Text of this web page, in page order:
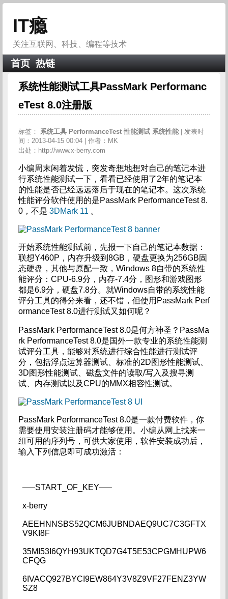
IT瘾
关注互联网、科技、编程等技术
首页 热链
系统性能测试工具PassMark Performanc
eTest 8.0注册版
标签： 系统工具 PerformanceTest性能测试 系统性能
| 发表时
间：2013-04-15 00:04 | 作者：MK
出处：http://www.x-berry.com
小编周末闲着发慌，突发奇想地想对自己的笔记本进
行系统性能测试一下，看看已经使用了2年的笔记本
的性能是否已经远远落后于现在的笔记本。这次系统
性能评分软件使用的是PassMark PerformanceTest 8.
0，不是 3DMark 11 。
开始系统性能测试前，先报一下自己的笔记本数据：
联想Y460P，内存升级到8GB，硬盘更换为256GB固
态硬盘，其他与原配一致，Windows 8自带的系统性
能评分：CPU-6.9分，内存-7.4分，图形和游戏图形
都是6.9分，硬盘7.8分。就Windows自带的系统性能
评分工具的得分来看，还不错，但使用PassMark Perf
ormanceTest 8.0进行测试又如何呢？
PassMark PerformanceTest 8.0是何方神圣？PassMa
rk PerformanceTest 8.0是国外一款专业的系统性能测
试评分工具，能够对系统进行综合性能进行测试评
分，包括浮点运算器测试、标准的2D图形性能测试、
3D图形性能测试、磁盘文件的读取/写入及搜寻测
试、内存测试以及CPU的MMX相容性测试。
PassMark PerformanceTest 8.0是一款付费软件，你
需要使用安装注册码才能够使用。小编从网上找来一
组可用的序列号，可供大家使用，软件安装成功后，
输入下列信息即可成功激活：
—–START_OF_KEY—–
x-berry
AEEHNNSBS52QCM6JUBNDAEQ9UC7C3GFTX
V9KI8F
35MI53I6QYH93UKTQD7G4T5E53CPGMHUPW6
CFQG
6IVACQ927BYCI9EW864Y3V8Z9VF27FENZ3YW
SZ8